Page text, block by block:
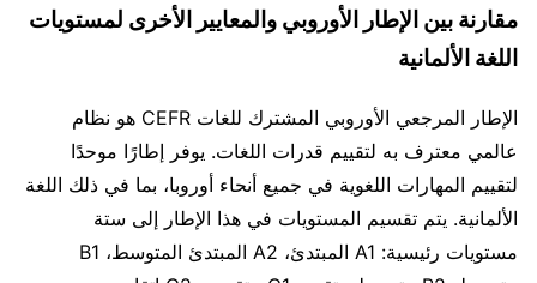
مقارنة بين الإطار الأوروبي والمعايير الأخرى لمستويات
اللغة الألمانية
الإطار المرجعي الأوروبي المشترك للغات CEFR هو نظام
عالمي معترف به لتقييم قدرات اللغات. يوفر إطارًا موحدًا
لتقييم المهارات اللغوية في جميع أنحاء أوروبا، بما في ذلك اللغة
الألمانية. يتم تقسيم المستويات في هذا الإطار إلى ستة
مستويات رئيسية: A1 المبتدئ، A2 المبتدئ المتوسط، B1